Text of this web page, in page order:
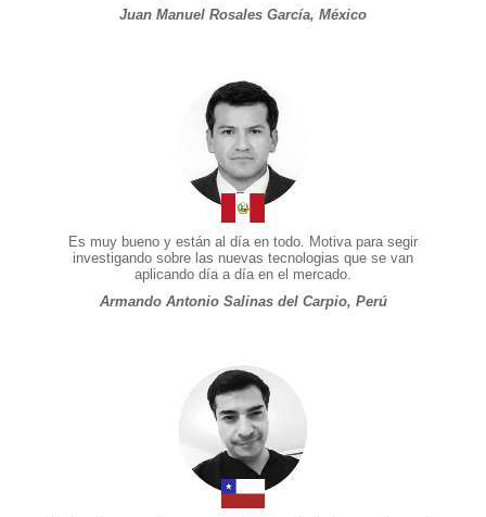
Juan Manuel Rosales García, México
Es muy bueno y están al día en todo. Motiva para segir
investigando sobre las nuevas tecnologias que se van
aplicando día a día en el mercado.
Armando Antonio Salinas del Carpio, Perú